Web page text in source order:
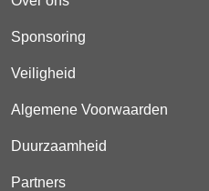
Sponsoring
Veiligheid
Algemene Voorwaarden
Duurzaamheid
Partners